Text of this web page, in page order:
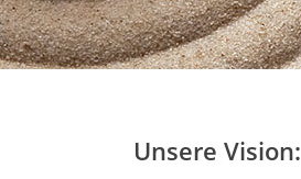
Unsere Vision: